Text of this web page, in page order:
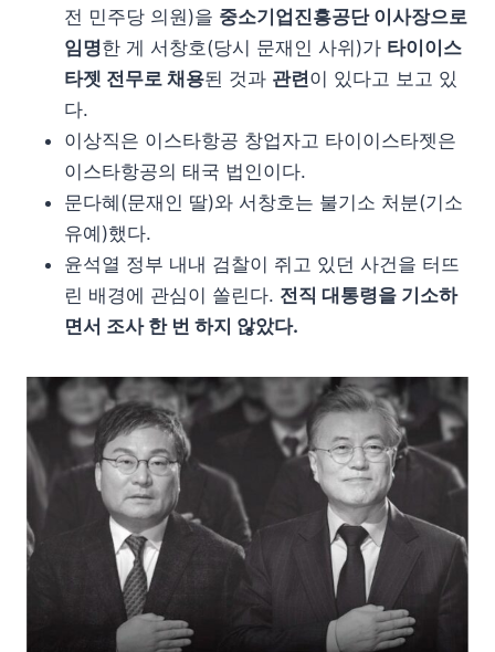
전 민주당 의원)을 중소기업진흥공단 이사장으로
임명한 게 서창호(당시 문재인 사위)가 타이이스
타젯 전무로 채용된 것과 관련이 있다고 보고 있
다.
이상직은 이스타항공 창업자고 타이이스타젯은
이스타항공의 태국 법인이다.
문다혜(문재인 딸)와 서창호는 불기소 처분(기소
유예)했다.
윤석열 정부 내내 검찰이 쥐고 있던 사건을 터뜨
린 배경에 관심이 쏠린다. 전직 대통령을 기소하
면서 조사 한 번 하지 않았다.